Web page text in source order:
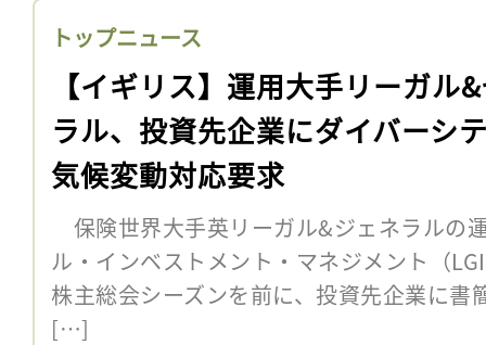
トップニュース
【イギリス】運用大手リーガル
ラル、投資先企業にダイバーシ
気候変動対応要求
保険世界大手英リーガル&ジェネラルの
ル・インベストメント・マネジメント（
株主総会シーズンを前に、投資先企業に書
[…]